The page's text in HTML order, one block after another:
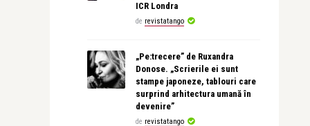
ICR Londra
de revistatango
„Pe:trecere” de Ruxandra
Donose. „Scrierile ei sunt
stampe japoneze, tablouri care
surprind arhitectura umană în
devenire”
de revistatango